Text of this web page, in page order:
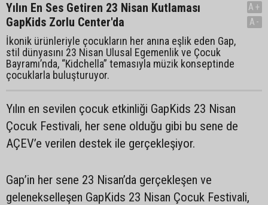
Yılın En Ses Getiren 23 Nisan Kutlaması
GapKids Zorlu Center'da
İkonik ürünleriyle çocukların her anına eşlik eden Gap,
stil dünyasını 23 Nisan Ulusal Egemenlik ve Çocuk
Bayramı’nda, “Kidchella” temasıyla müzik konseptinde
çocuklarla buluşturuyor.
A+
A-
Yılın en sevilen çocuk etkinliği GapKids 23 Nisan
Çocuk Festivali, her sene olduğu gibi bu sene de
AÇEV’e verilen destek ile gerçekleşiyor.
Gap’in her sene 23 Nisan’da gerçekleşen ve
gelenekselleşen GapKids 23 Nisan Çocuk Festivali,